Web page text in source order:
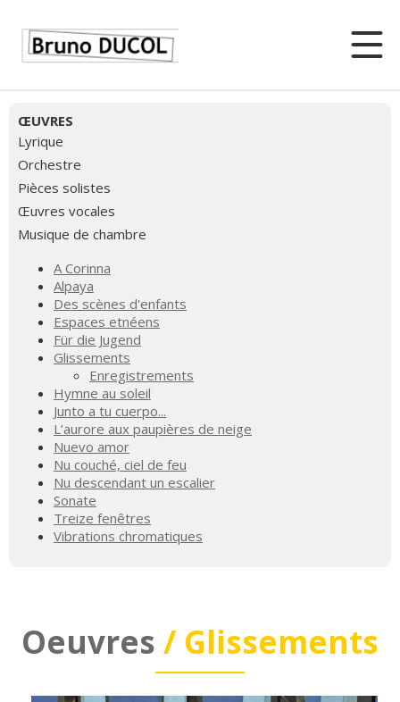
ŒUVRES
Lyrique
Orchestre
Pièces solistes
Œuvres vocales
Musique de chambre
A Corinna
Alpaya
Des scènes d'enfants
Espaces etnéens
Für die Jugend
Glissements
Enregistrements
Hymne au soleil
Junto a tu cuerpo...
L’aurore aux paupières de neige
Nuevo amor
Nu couché, ciel de feu
Nu descendant un escalier
Sonate
Treize fenêtres
Vibrations chromatiques
Oeuvres / Glissements